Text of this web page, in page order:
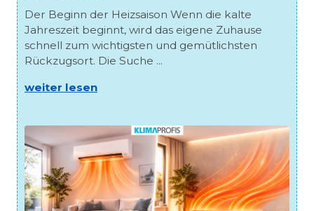
Der Beginn der Heizsaison Wenn die kalte
Jahreszeit beginnt, wird das eigene Zuhause
schnell zum wichtigsten und gemütlichsten
Rückzugsort. Die Suche ...
weiter lesen